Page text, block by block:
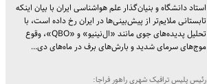
استاد دانشگاه و بنیان‌گذار علم هواشناسی ایران با بیان اینکه
تابستانی ملایم‌تر از پیش‌بینی‌ها در ایران رخ داده است، با
تحلیل پدیده‌های جوی مانند «ال‌نینیو» و «QBO»، وقوع
موج‌های سرمای شدید و بارش‌های برف در ماه‌های دی…
رئیس پلیس ترافیک شهری راهور فراجا: